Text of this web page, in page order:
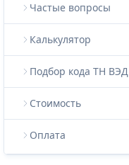
Частые вопросы
Калькулятор
Подбор кода ТН ВЭД
Стоимость
Оплата